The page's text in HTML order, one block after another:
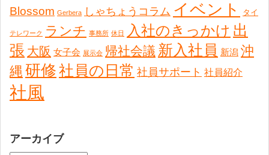
Blossom Gerbera しゃちょうコラム イベント タイ
テレワーク ランチ 事務所 休日 入社のきっかけ 出
張 大阪 女子会 展示会 帰社会議 新入社員 新潟 沖
縄 研修社員の日常 社員サポート 社員紹介
社風
アーカイブ